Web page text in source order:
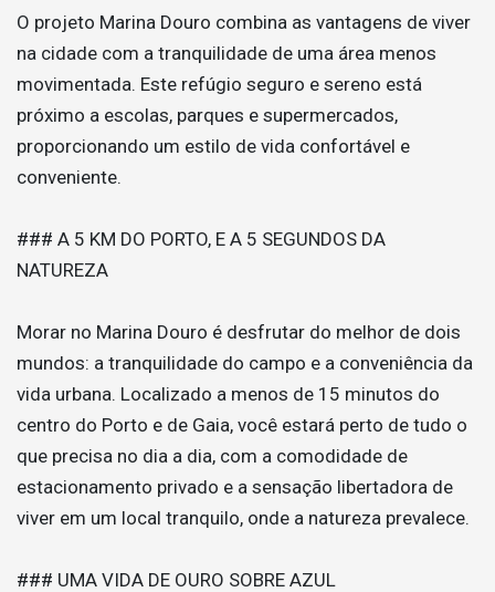
O projeto Marina Douro combina as vantagens de viver
na cidade com a tranquilidade de uma área menos
movimentada. Este refúgio seguro e sereno está
próximo a escolas, parques e supermercados,
proporcionando um estilo de vida confortável e
conveniente.
### A 5 KM DO PORTO, E A 5 SEGUNDOS DA
NATUREZA
Morar no Marina Douro é desfrutar do melhor de dois
mundos: a tranquilidade do campo e a conveniência da
vida urbana. Localizado a menos de 15 minutos do
centro do Porto e de Gaia, você estará perto de tudo o
que precisa no dia a dia, com a comodidade de
estacionamento privado e a sensação libertadora de
viver em um local tranquilo, onde a natureza prevalece.
### UMA VIDA DE OURO SOBRE AZUL